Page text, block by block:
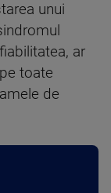
unui
ar
toate
de